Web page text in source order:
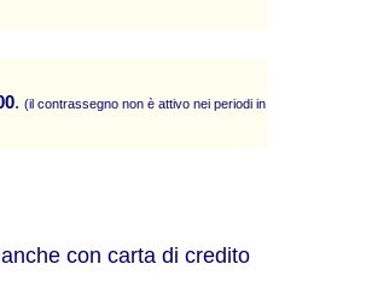
. (il contrassegno non è attivo nei periodi in cui si effettuano
con carta di credito